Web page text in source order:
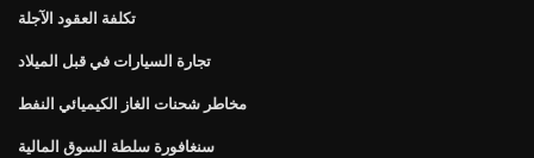
تكلفة العقود الآجلة
تجارة السيارات في قبل الميلاد
مخاطر شحنات الغاز الكيميائي النفط
سنغافورة سلطة السوق المالية